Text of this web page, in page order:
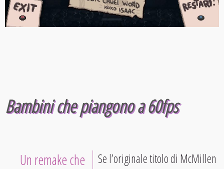
Bambini che piangono a 60fps
Un remake che
Se l’originale titolo di McMillen